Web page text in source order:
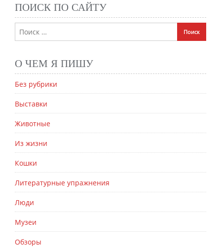
ПОИСК ПО САЙТУ
О ЧЕМ Я ПИШУ
Без рубрики
Выставки
Животные
Из жизни
Кошки
Литературные упражнения
Люди
Музеи
Обзоры